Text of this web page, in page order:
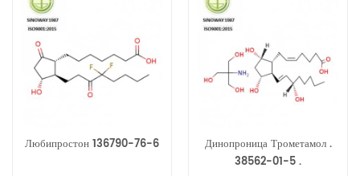
Любипростон 136790-76-6
Динопроница Трометамол .
38562-01-5 .